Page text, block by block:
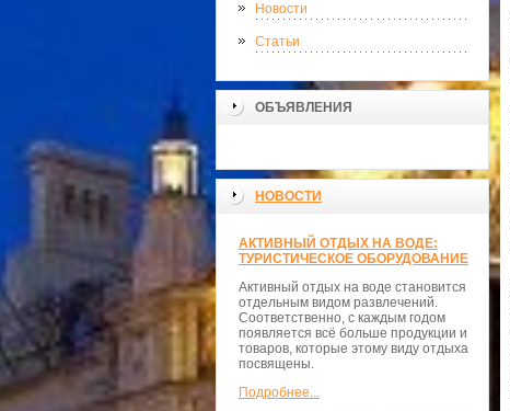
Новости
Статьи
ОБЪЯВЛЕНИЯ
НОВОСТИ
АКТИВНЫЙ ОТДЫХ НА ВОДЕ:
ТУРИСТИЧЕСКОЕ ОБОРУДОВАНИЕ
Активный отдых на воде становится
отдельным видом развлечений.
Соответственно, с каждым годом
появляется всё больше продукции и
товаров, которые этому виду отдыха
посвящены.
Подробнее...